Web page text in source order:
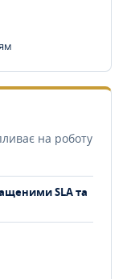
на роботу
SLA та